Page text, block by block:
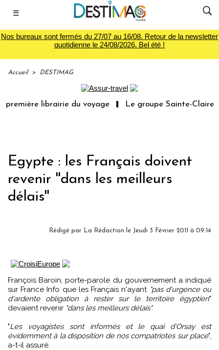
☰
Nos bureaux sont fermés du 27/07 au 16/08. Retour de la newsletter
quotidienne le 24/08/2026. Bel été !
Accueil > DESTIMAG
librairie du voyage Le groupe Sainte-Claire
Egypte : les Français doivent
revenir ''dans les meilleurs
délais''
Rédigé par La Rédaction le Jeudi 3 Février 2011 à 09:14
François Baroin, porte-parole du gouvernement a indiqué
sur France Info que les Français n'ayant "pas d'urgence ou
d'ardente obligation à rester sur le territoire égyptien"
devaient revenir "dans les meilleurs délais".
"Les voyagistes sont informés et le quai d'Orsay est
évidemment à la disposition de nos compatriotes sur place",
a-t-il assuré.